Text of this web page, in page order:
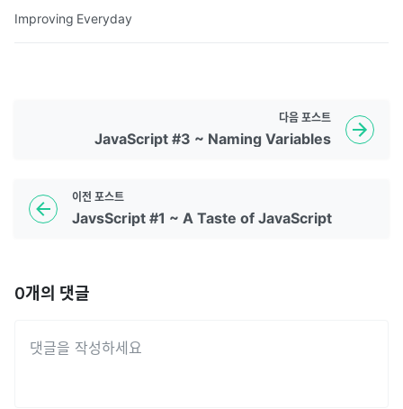
Improving Everyday
이전 포스트
JavsScript #1 ~ A Taste of JavaScript
다음 포스트
JavaScript #3 ~ Naming Variables
0개의 댓글